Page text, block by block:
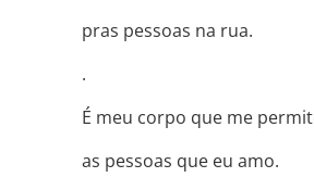
pras pessoas na rua.
.
É meu corpo que me
as pessoas que eu amo.